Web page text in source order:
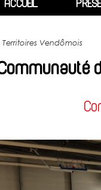
ACCUEIL
Vendômois